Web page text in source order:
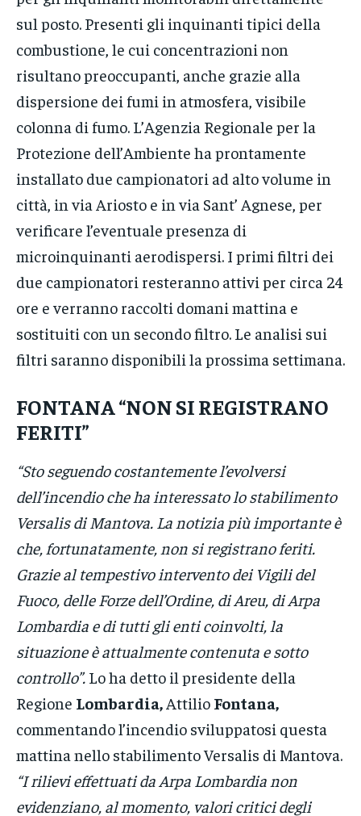
sul posto. Presenti gli inquinanti tipici della
combustione, le cui concentrazioni non
risultano preoccupanti, anche grazie alla
dispersione dei fumi in atmosfera, visibile
colonna di fumo. L’Agenzia Regionale per la
Protezione dell’Ambiente ha prontamente
installato due campionatori ad alto volume in
città, in via Ariosto e in via Sant’ Agnese, per
verificare l’eventuale presenza di
microinquinanti aerodispersi. I primi filtri dei
due campionatori resteranno attivi per circa 24
ore e verranno raccolti domani mattina e
sostituiti con un secondo filtro. Le analisi sui
filtri saranno disponibili la prossima settimana.
FONTANA “NON SI REGISTRANO
FERITI”
“Sto seguendo costantemente l’evolversi
dell’incendio che ha interessato lo stabilimento
Versalis di Mantova. La notizia più importante è
che, fortunatamente, non si registrano feriti.
Grazie al tempestivo intervento dei Vigili del
Fuoco, delle Forze dell’Ordine, di Areu, di Arpa
Lombardia e di tutti gli enti coinvolti, la
situazione è attualmente contenuta e sotto
controllo”. Lo ha detto il presidente della
Regione Lombardia, Attilio Fontana,
commentando l’incendio sviluppatosi questa
mattina nello stabilimento Versalis di Mantova.
“I rilievi effettuati da Arpa Lombardia non
evidenziano, al momento, valori critici degli